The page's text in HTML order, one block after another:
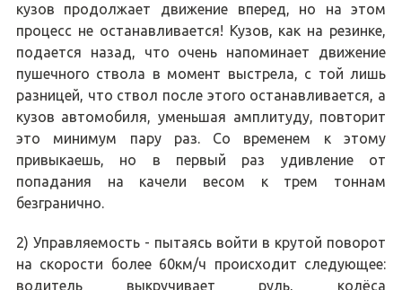
кузов продолжает движение вперед, но на этом
процесс не останавливается! Кузов, как на резинке,
подается назад, что очень напоминает движение
пушечного ствола в момент выстрела, с той лишь
разницей, что ствол после этого останавливается, а
кузов автомобиля, уменьшая амплитуду, повторит
это минимум пару раз. Со временем к этому
привыкаешь, но в первый раз удивление от
попадания на качели весом к трем тоннам
безгранично.
2) Управляемость - пытаясь войти в крутой поворот
на скорости более 60км/ч происходит следующее:
водитель выкручивает руль, колёса